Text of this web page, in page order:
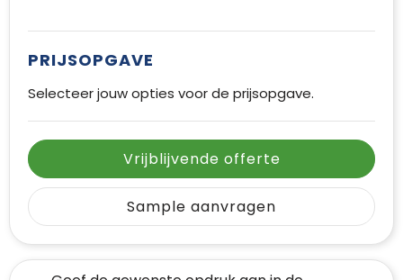
PRIJSOPGAVE
Selecteer jouw opties voor de prijsopgave.
Vrijblijvende offerte
Sample aanvragen